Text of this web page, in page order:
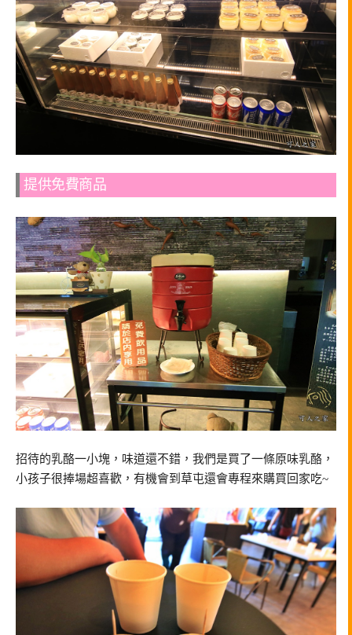
提供免費商品
招待的乳酪一小塊，味道還不錯，我們是買了一條原味乳酪，
小孩子很捧場超喜歡，有機會到草屯還會專程來購買回家吃~